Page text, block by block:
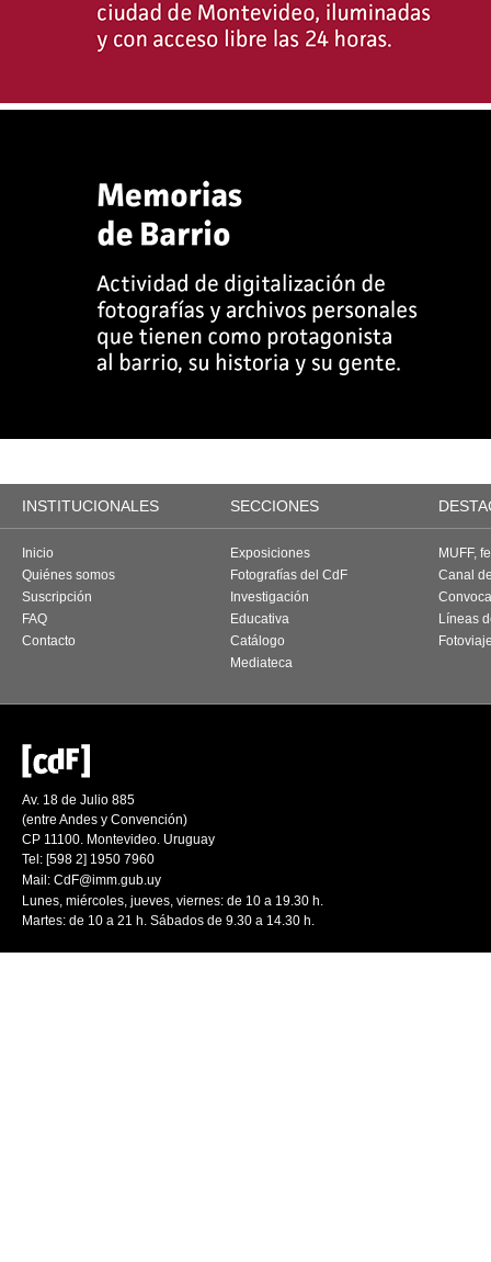
INSTITUCIONALES SECCIONES
Inicio
Quiénes somos
Suscripción
FAQ
Contacto
Exposiciones
Fotografías del CdF
Investigación
Educativa
Catálogo
Mediateca
MUFF,
Canal
Líneas
Av. 18 de Julio 885
(entre Andes y Convención)
CP 11100. Montevideo. Uruguay
Tel: [598 2] 1950 7960
Mail: CdF@imm.gub.uy
Lunes, miércoles, jueves, viernes: de 10 a 19.30 h.
Martes: de 10 a 21 h. Sábados de 9.30 a 14.30 h.